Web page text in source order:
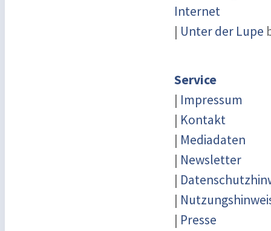
Internet
| Unter der Lupe
Service
| Impressum
| Kontakt
| Mediadaten
| Newsletter
|
|
| Presse